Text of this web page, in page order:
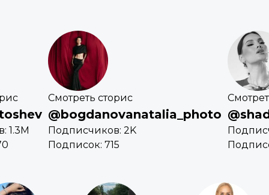
1.3M
Смотреть сторис
@bogdanovanatalia_photo
Подписчиков: 2K
Подписок: 715